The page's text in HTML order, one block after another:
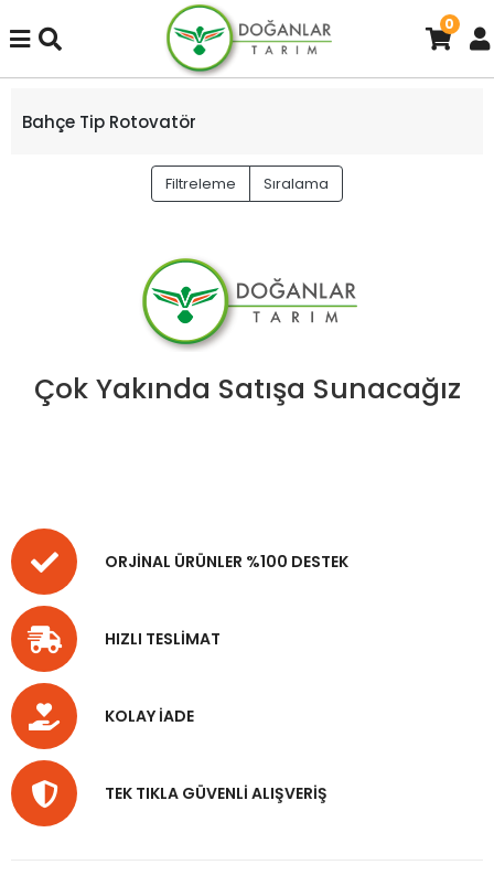
0
Bahçe Tip Rotovatör
Filtreleme Sıralama
Çok Yakında Satışa Sunacağız
ORJİNAL ÜRÜNLER %100 DESTEK
HIZLI TESLİMAT
KOLAY İADE
TEK TIKLA GÜVENLİ ALIŞVERİŞ